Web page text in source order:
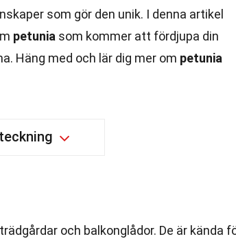
som gör den unik. I denna artikel
petunia som kommer att fördjupa din
Häng med och lär dig mer om petunia
och balkonglådor. De är kända